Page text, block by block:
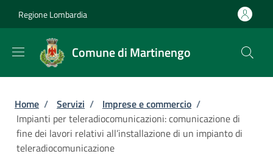
Regione Lombardia
Comune di Martinengo
Briciole di pane
Home / Servizi / Imprese e commercio /
Impianti per teleradiocomunicazioni: comunicazione di
fine dei lavori relativi all’installazione di un impianto di
teleradiocomunicazione